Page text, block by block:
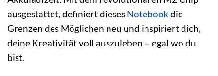
ausgestattet, definiert dieses Notebookdie
Grenzen des Möglichen neu und inspiriert dich,
deine Kreativität voll auszuleben – egal wo du
bist.